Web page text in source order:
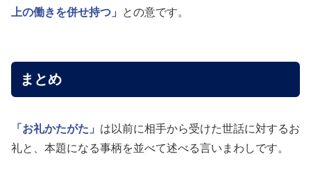
上の働きを併せ持つ」
との意です。
まとめ
「お礼かたがた」 は以前に相手から受けた世話に対するお
礼と、本題になる事柄を並べて述べる言いまわしです。